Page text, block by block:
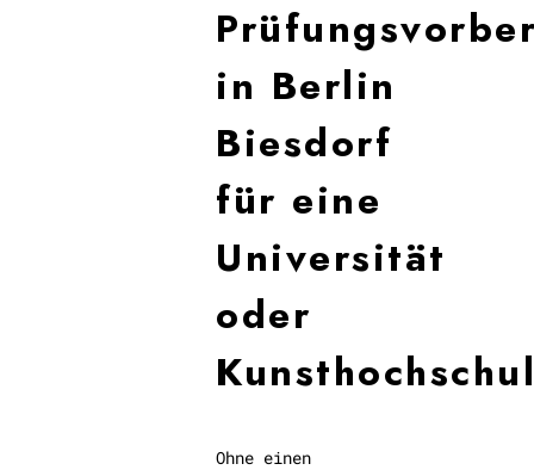
in Berlin
Biesdorf
für eine
Universität
oder
Ohne einen